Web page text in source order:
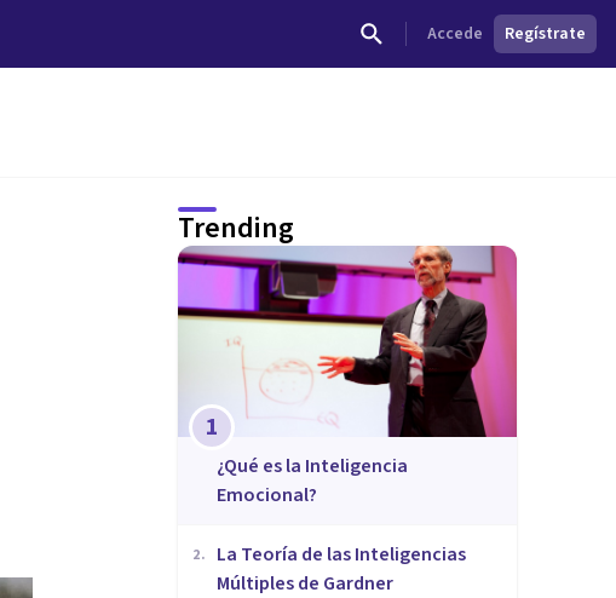
Accede Regístrate
Trending
1
¿Qué es la Inteligencia
Emocional?
2.
La Teoría de las Inteligencias
Múltiples de Gardner